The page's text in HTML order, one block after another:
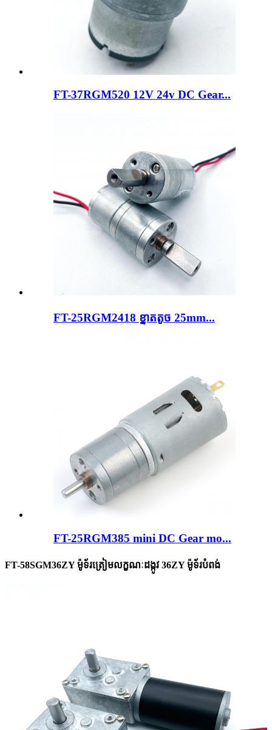
FT-37RGM520 12V 24v DC Gear...
FT-25RGM2418 ខ្នាតតូច 25mm...
FT-25RGM385 mini DC Gear mo...
FT-58SGM36ZY ម៉ូទ័រត្រៀមលក្ខណៈដង្កូវ 36ZY ម៉ូទ័របំពង់